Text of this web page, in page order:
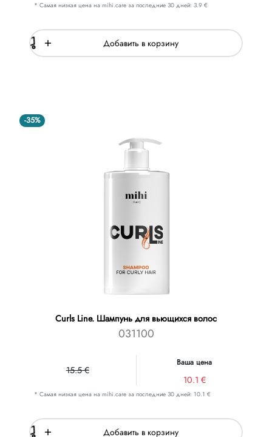
* Самая низкая цена на mihi.care за последние 30 дней: 3.9 €
Добавить в корзину
-35%
Curls Line. Шампунь для вьющихся волос
031100
15.5 €
Ваша цена
10.1 €
* Самая низкая цена на mihi.care за последние 30 дней: 10.1 €
Добавить в корзину